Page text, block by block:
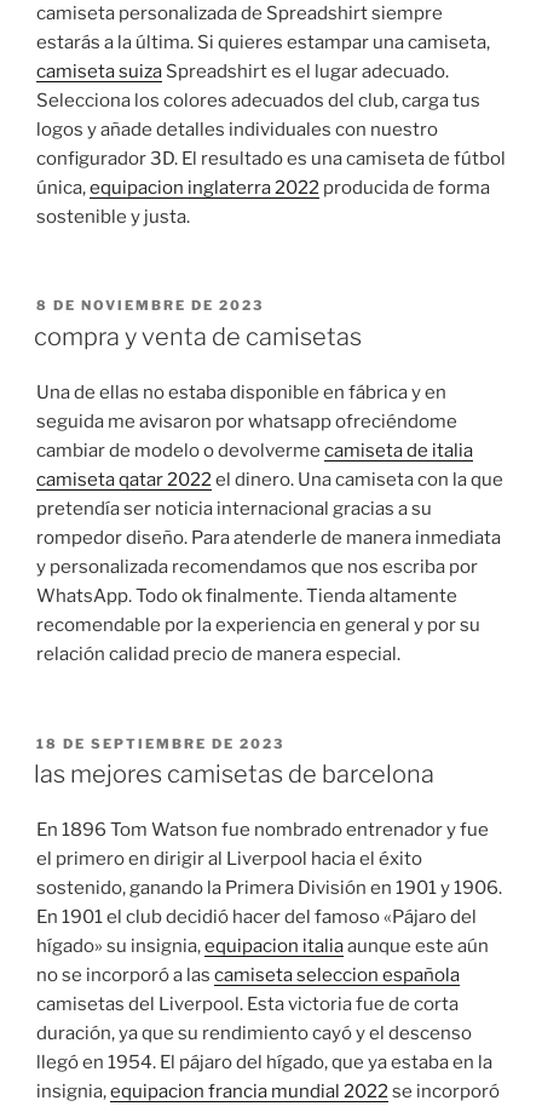
camiseta personalizada de Spreadshirt siempre
estarás a la última. Si quieres estampar una camiseta,
camiseta suiza Spreadshirt es el lugar adecuado.
Selecciona los colores adecuados del club, carga tus
logos y añade detalles individuales con nuestro
configurador 3D. El resultado es una camiseta de fútbol
única,equipacion inglaterra 2022 producida de forma
sostenible y justa.
PUBLICADO
8 DE NOVIEMBRE DE 2023
compra y venta de camisetas
Una de ellas no estaba disponible en fábrica y en
seguida me avisaron por whatsapp ofreciéndome
cambiar de modelo o devolverme camiseta de italia
camiseta qatar 2022el dinero. Una camiseta con la que
pretendía ser noticia internacional gracias a su
rompedor diseño. Para atenderle de manera inmediata
y personalizada recomendamos que nos escriba por
WhatsApp. Todo ok finalmente. Tienda altamente
recomendable por la experiencia en general y por su
relación calidad precio de manera especial.
PUBLICADO
EL
18 DE SEPTIEMBRE DE 2023
las mejores camisetas de barcelona
En 1896 Tom Watson fue nombrado entrenador y fue
el primero en dirigir al Liverpool hacia el éxito
sostenido, ganando la Primera División en 1901 y 1906.
En 1901 el club decidió hacer del famoso «Pájaro del
hígado» su insignia,equipacion italiaaunque este aún
no se incorporó a las camiseta seleccion española
camisetas del Liverpool. Esta victoria fue de corta
duración, ya que su rendimiento cayó y el descenso
llegó en 1954. El pájaro del hígado, que ya estaba en la
insignia,equipacion francia mundial 2022se incorporó